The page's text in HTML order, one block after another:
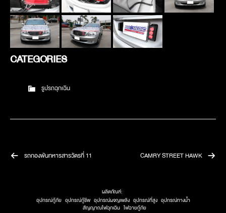
CATEGORIES
รูปรถฉุกเฉิน
รถกองพันทหารสารวัตรที่ 11 CAMRY STREET HAWK
ผลิตภัณฑ์:
อุปกรณ์กู้ภัย อุปกรณ์กู้ชีพ อุปกรณ์ผจญเพลิง อุปกรณ์ที่สูง อุปกรณ์ทางน้ำ
สัญญาณไฟฉุกเฉิน ไฟฉายกู้ภัย